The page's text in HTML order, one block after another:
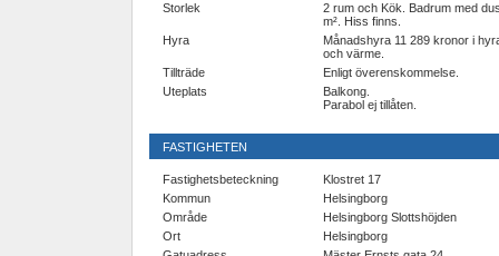
Storlek
2 rum och Kök. Badrum med
m². Hiss finns.
Hyra
Månadshyra 11 289 kronor i
och värme.
Tillträde
Enligt överenskommelse.
Uteplats
Balkong.
Parabol ej tillåten.
FASTIGHETEN
Fastighetsbeteckning
Klostret 17
Kommun
Helsingborg
Område
Helsingborg Slottshöjden
Ort
Helsingborg